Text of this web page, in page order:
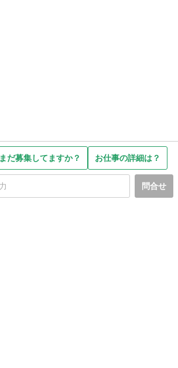
まだ募集してますか？ お仕事の詳細は？
問合せ